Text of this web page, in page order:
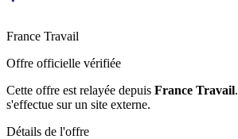
France Travail
Offre officielle vérifiée
Cette offre est relayée depuis France Travail.
s'effectue sur un site externe.
Détails de l'offre